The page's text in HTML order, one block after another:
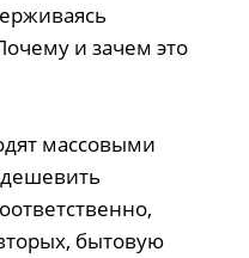
и зачем это
массовыми
бытовую